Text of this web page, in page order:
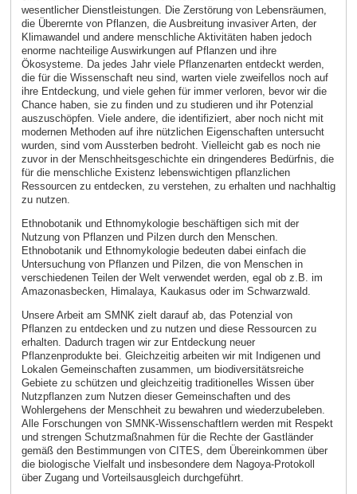
wesentlicher Dienstleistungen. Die Zerstörung von Lebensräumen,
die Überernte von Pflanzen, die Ausbreitung invasiver Arten, der
Klimawandel und andere menschliche Aktivitäten haben jedoch
enorme nachteilige Auswirkungen auf Pflanzen und ihre
Ökosysteme. Da jedes Jahr viele Pflanzenarten entdeckt werden,
die für die Wissenschaft neu sind, warten viele zweifellos noch auf
ihre Entdeckung, und viele gehen für immer verloren, bevor wir die
Chance haben, sie zu finden und zu studieren und ihr Potenzial
auszuschöpfen. Viele andere, die identifiziert, aber noch nicht mit
modernen Methoden auf ihre nützlichen Eigenschaften untersucht
wurden, sind vom Aussterben bedroht. Vielleicht gab es noch nie
zuvor in der Menschheitsgeschichte ein dringenderes Bedürfnis, die
für die menschliche Existenz lebenswichtigen pflanzlichen
Ressourcen zu entdecken, zu verstehen, zu erhalten und nachhaltig
zu nutzen.
Ethnobotanik und Ethnomykologie beschäftigen sich mit der
Nutzung von Pflanzen und Pilzen durch den Menschen.
Ethnobotanik und Ethnomykologie bedeuten dabei einfach die
Untersuchung von Pflanzen und Pilzen, die von Menschen in
verschiedenen Teilen der Welt verwendet werden, egal ob z.B. im
Amazonasbecken, Himalaya, Kaukasus oder im Schwarzwald.
Unsere Arbeit am SMNK zielt darauf ab, das Potenzial von
Pflanzen zu entdecken und zu nutzen und diese Ressourcen zu
erhalten. Dadurch tragen wir zur Entdeckung neuer
Pflanzenprodukte bei. Gleichzeitig arbeiten wir mit Indigenen und
Lokalen Gemeinschaften zusammen, um biodiversitätsreiche
Gebiete zu schützen und gleichzeitig traditionelles Wissen über
Nutzpflanzen zum Nutzen dieser Gemeinschaften und des
Wohlergehens der Menschheit zu bewahren und wiederzubeleben.
Alle Forschungen von SMNK-Wissenschaftlern werden mit Respekt
und strengen Schutzmaßnahmen für die Rechte der Gastländer
gemäß den Bestimmungen von CITES, dem Übereinkommen über
die biologische Vielfalt und insbesondere dem Nagoya-Protokoll
über Zugang und Vorteilsausgleich durchgeführt.